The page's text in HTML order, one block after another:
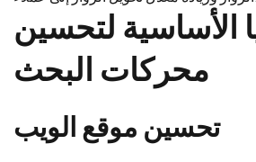
الأساسية لتحسين
محركات البحث
تحسين موقع الويب